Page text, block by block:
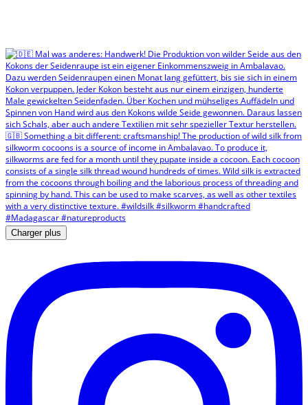
Charger plus